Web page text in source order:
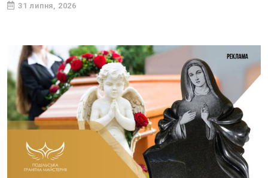
31 липня, 2026